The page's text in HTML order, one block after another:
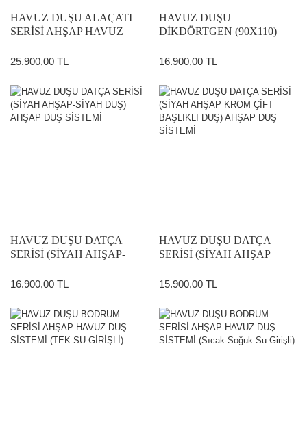
HAVUZ DUŞU ALAÇATI
SERİSİ AHŞAP HAVUZ
Su Girişli)
25.900,00 TL
HAVUZ DUŞU
DİKDÖRTGEN (90X110)
SİSTEMİ (Sıcak-Soğuk su
16.900,00 TL
HAVUZ DUŞU DATÇA
SERİSİ (SİYAH AHŞAP-
SİSTEMİ
16.900,00 TL
HAVUZ DUŞU DATÇA
SERİSİ (SİYAH AHŞAP
DUŞ) AHŞAP DUŞ SİSTEMİ
15.900,00 TL